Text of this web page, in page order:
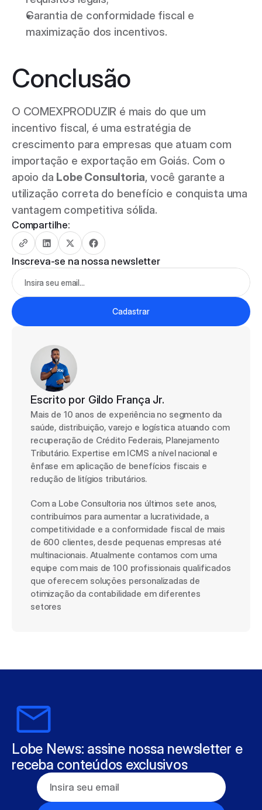
Compartilhe:
Inscreva-se na nossa newsletter
Cadastrar
Garantia de conformidade fiscal e
maximização dos incentivos.
Conclusão
O COMEXPRODUZIR é mais do que um
incentivo fiscal, é uma estratégia de
crescimento para empresas que atuam com
importação e exportação em Goiás. Com o
apoio da Lobe Consultoria, você garante a
utilização correta do benefício e conquista uma
vantagem competitiva sólida.
Escrito por Gildo França Jr.
Mais de 10 anos de experiência no segmento da
saúde, distribuição, varejo e logística atuando com
recuperação de Crédito Federais, Planejamento
Tributário. Expertise em ICMS a nível nacional e
ênfase em aplicação de benefícios fiscais e
redução de litígios tributários.
Com a Lobe Consultoria nos últimos sete anos,
contribuímos para aumentar a lucratividade, a
competitividade e a conformidade fiscal de mais
de 600 clientes, desde pequenas empresas até
multinacionais. Atualmente contamos com uma
equipe com mais de 100 profissionais qualificados
que oferecem soluções personalizadas de
otimização da contabilidade em diferentes
setores
Lobe News: assine nossa newsletter e
receba conteúdos exclusivos